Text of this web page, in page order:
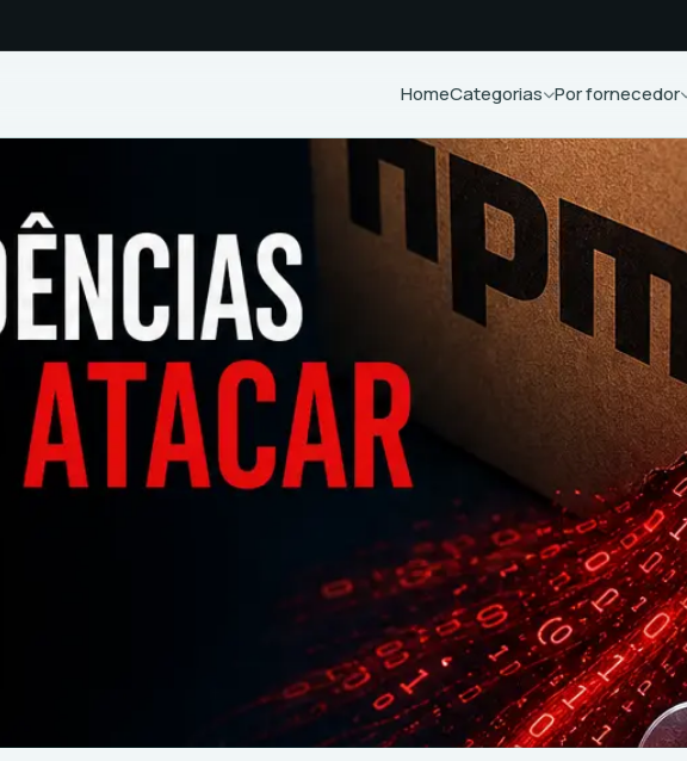
HomeCategorias Por fornecedor